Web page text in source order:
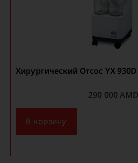
Хирургический Отсос YX 930D
290 000 AMD
В корзину